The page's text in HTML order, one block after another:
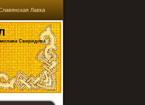
Лавка
Свиридова